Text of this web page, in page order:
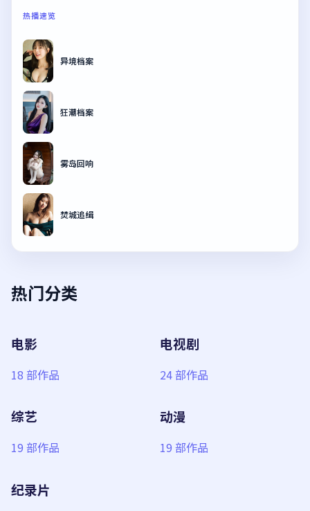
热播速览
异境档案
狂潮档案
雾岛回响
焚城追缉
热门分类
电影
18 部作品
电视剧
24部作品
综艺
19 部作品
动漫
19 部作品
纪录片